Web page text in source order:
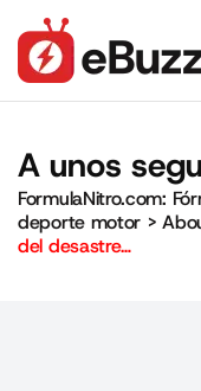
A unos
FormulaNitro.com:
deporte motor >
del desastre…